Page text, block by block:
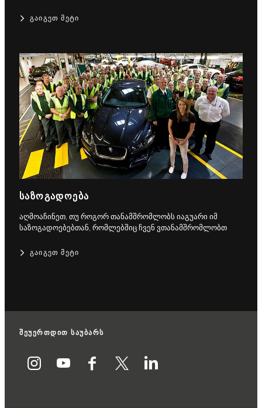
ᲒᲐᲘᲒᲔᲗ ᲛᲔᲢᲘ
ᲡᲐᲖᲝᲒᲐᲓᲝᲔᲑᲐ
აღმოაჩინეთ, თუ როგორ თანამშრომლობს იაგუარი იმ
საზოგადოებებთან, რომლებშიც ჩვენ ვთანამშრომლობთ
ᲒᲐᲘᲒᲔᲗ ᲛᲔᲢᲘ
შეუერთდით საუბარს